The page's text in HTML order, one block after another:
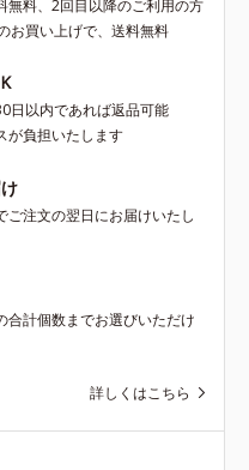
無料、2回目以降のご利用の方
お買い上げで、送料無料
日以内であれば返品可能
が負担いたします
ご注文の翌日にお届けいたし
合計個数までお選びいただけ
詳しくはこちら